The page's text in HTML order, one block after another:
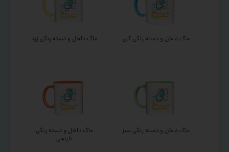
ماگ داخل و دسته رنگی آبی ماگ داخل و دسته رنگی زرد
ماگ داخل و دسته رنگی سبز
ماگ داخل و دسته رنگی
نارنجی